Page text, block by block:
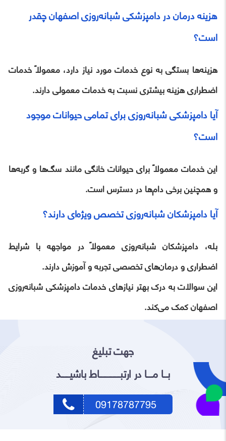
هزینه درمان در دامپزشکی شبانه‌روزی اصفهان چقدر
است؟
هزینه‌ها بستگی به نوع خدمات مورد نیاز دارد، معمولاً خدمات
اضطراری هزینه بیشتری نسبت به خدمات معمولی دارند.
آیا دامپزشکی شبانه‌روزی برای تمامی حیوانات موجود
است؟
این خدمات معمولاً برای حیوانات خانگی مانند سگ‌ها و گربه‌ها
و همچنین برخی دام‌ها در دسترس است.
آیا دامپزشکان شبانه‌روزی تخصص ویژه‌ای دارند؟
بله، دامپزشکان شبانه‌روزی معمولاً در مواجهه با شرایط
اضطراری و درمان‌های تخصصی تجربه و آموزش دارند.
این سوالات به درک بهتر نیازهای خدمات دامپزشکی شبانه‌روزی
اصفهان کمک می‌کند.
جهت تبلیغ
بـــا مــــا در ارتبـــــــــــــــاط باشیــــــد
09178787795